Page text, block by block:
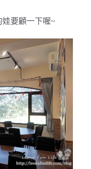
要顧一下喔~